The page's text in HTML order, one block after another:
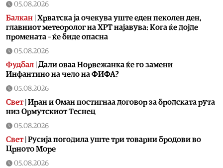
05.08.2026
Балкан Хрватска ја очекува уште еден пеколен ден,
главниот метеоролог на ХРТ најавува: Кога ќе дојде
промената – ќе биде опасна
05.08.2026
Фудбал Дали оваа Норвежанка ќе го замени
Инфантино на чело на ФИФА?
05.08.2026
Свет| Иран и Оман постигнаа договор за бродската рута
низ Ормутскиот Теснец
05.08.2026
Свет| Русија погодила уште три товарни бродови во
Црното Море
05.08.2026